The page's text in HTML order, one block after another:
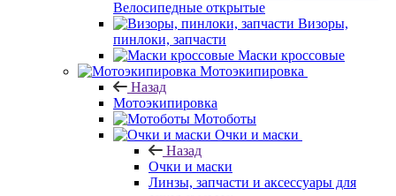
Велосипедные открытые
Визоры,
пинлоки, запчасти
Маски кроссовые
Мотоэкипировка
Назад
Мотоэкипировка
Мотоботы
Очки и маски
Назад
Очки и маски
Линзы, запчасти и аксессуары для